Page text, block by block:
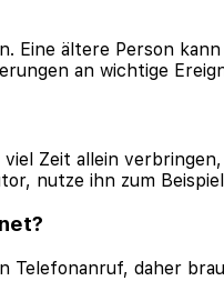
Eine ältere Person
an wichtige
Zeit allein
nutze ihn zum
Telefonanruf, daher